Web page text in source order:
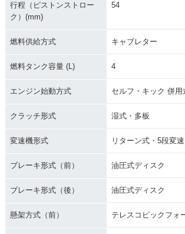
行程（ピストンストロー
ク）(mm)
54
燃料供給方式 キャブレター
燃料タンク容量 (L) 4
エンジン始動方式 セルフ・キック 併用
クラッチ形式 湿式・多板
変速機形式 リターン式・5段変速
ブレーキ形式（前） 油圧式ディスク
ブレーキ形式（後） 油圧式ディスク
懸架方式（前） テレスコピックフォ